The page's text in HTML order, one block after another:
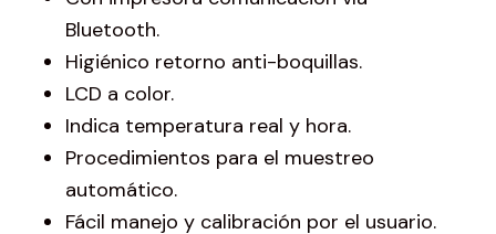
Bluetooth.
Higiénico retorno anti-boquillas.
LCD a color.
Indica temperatura real y hora.
Procedimientos para el muestreo
automático.
Fácil manejo y calibración por el usuario.